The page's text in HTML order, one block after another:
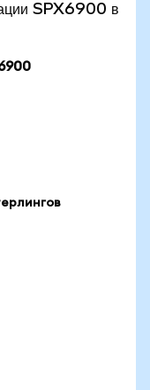
SPX6900 в